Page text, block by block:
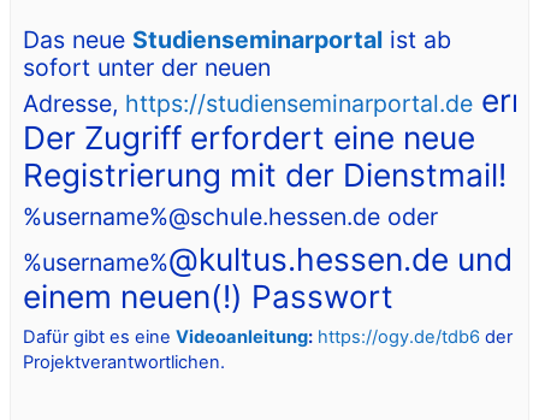
Das neue Studienseminarportal ist ab
sofort unter der neuen
Adresse, https://studienseminarportal.de
Der Zugriff erfordert eine neue
Registrierung mit der Dienstmail!
%username%@schule.hessen.de oder
%username%@kultus.hessen.de und
einem neuen(!) Passwort
Dafür gibt es eine Videoanleitung: https://ogy.de/tdb6 der
Projektverantwortlichen.